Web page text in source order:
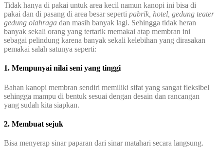
Tidak hanya di pakai untuk area kecil namun kanopi ini bisa di
pakai dan di pasang di area besar seperti pabrik, hotel, gedung teater
gedung olahraga dan masih banyak lagi. Sehingga tidak heran
banyak sekali orang yang tertarik memakai atap membran ini
sebagai pelindung karena banyak sekali kelebihan yang dirasakan
pemakai salah satunya seperti:
1. Mempunyai nilai seni yang tinggi
Bahan kanopi membran sendiri memiliki sifat yang sangat fleksibel
sehingga mampu di bentuk sesuai dengan desain dan rancangan
yang sudah kita siapkan.
2. Membuat sejuk
Bisa menyerap sinar paparan dari sinar matahari secara langsung.